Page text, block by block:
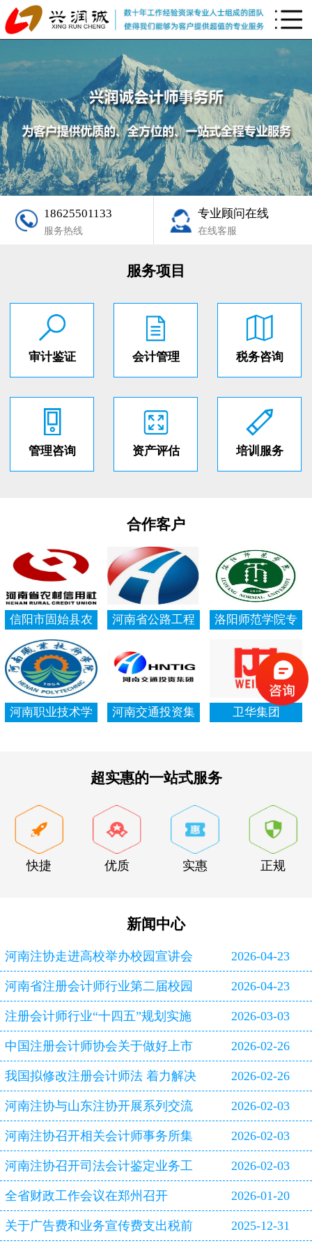
18625501133
服务热线
专业顾问在线
在线客服
服务项目
审计鉴证 会计管理 税务咨询
管理咨询 资产评估 培训服务
合作客户
信阳市固始县农
村信用社资产清
查审计
河南省公路工程
洛阳师范学院专
河南职业技术学
河南交通投资集
卫华集团
超实惠的一站式服务
快捷 优质 实惠 正规
新闻中心
河南注协走进高校举办校园宣讲会 2026-04-23
河南省注册会计师行业第二届校园
双选会即将启幕
2026-04-23
注册会计师行业“十四五”规划实施
评估报告
2026-03-03
中国注册会计师协会关于做好上市
公司2025年年报审计工作的通知
2026-02-26
我国拟修改注册会计师法 着力解决
审计造假等行业突出问题
2026-02-26
河南注协与山东注协开展系列交流
活动
2026-02-03
河南注协召开相关会计师事务所集
体约谈会
2026-02-03
河南注协召开司法会计鉴定业务工
作专题研讨会
2026-02-03
全省财政工作会议在郑州召开 2026-01-20
关于广告费和业务宣传费支出税前 2025-12-31